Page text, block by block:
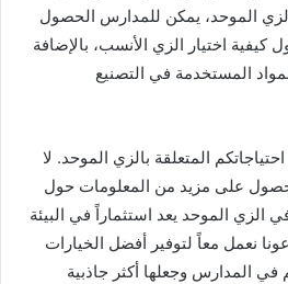
الموحد، يمكن للمدارس الحصول
اختيار الزي الأنسب، بالإضافة
المستخدمة في التصنيع
المتعلقة بالزي الموحد. لا
على مزيد من المعلومات حول
الزي الموحد يعد استثماراً في البيئة
نعمل معاً لتوفير أفضل الخيارات
في المدارس وجعلها أكثر جاذبية